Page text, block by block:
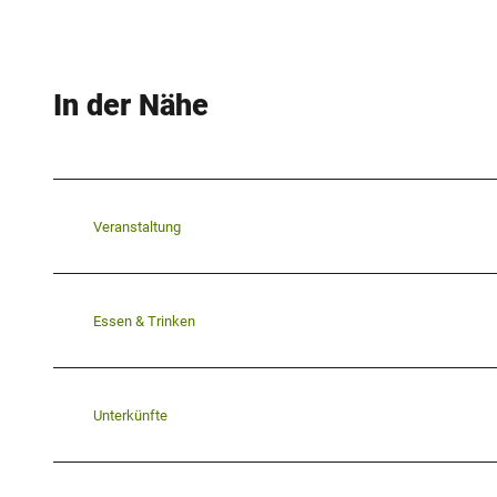
In der Nähe
Veranstaltung
Essen & Trinken
Unterkünfte